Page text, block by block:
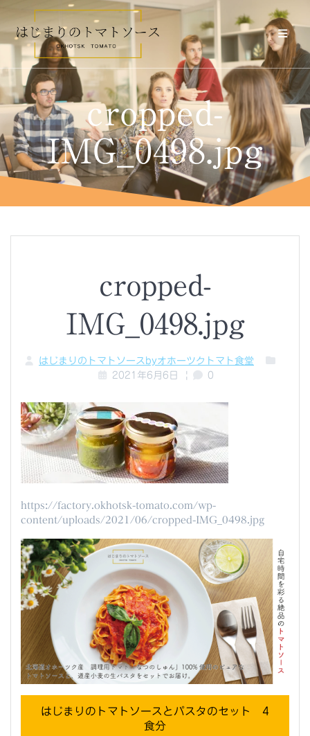
コ
テ
ツ
へ
ス
キ
ッ
プ
cropped-
IMG_0498.jpg
cropped-
IMG_0498.jpg
はじまりのトマトソースbyオホーツクトマト食堂
2021年6月6日
| 0
https://factory.okhotsk-tomato.com/wp-
content/uploads/2021/06/cropped-IMG_0498.jpg
はじまりのトマトソースとパスタのセット 4
食分